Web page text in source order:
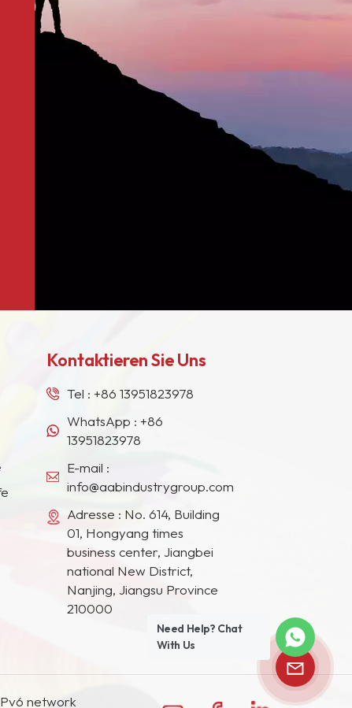
Kontaktieren Sie Uns
Tel :+86 13951823978
WhatsApp :+86
13951823978
E-mail :
info@aabindustrygroup.com
Adresse : No. 614, Building
01, Hongyang times
business center, Jiangbei
national New District,
Nanjing, Jiangsu Province
210000
network
Need Help? Chat
With Us